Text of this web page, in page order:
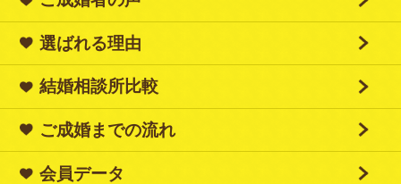
選ばれる理由
結婚相談所比較
ご成婚までの流れ
会員データ